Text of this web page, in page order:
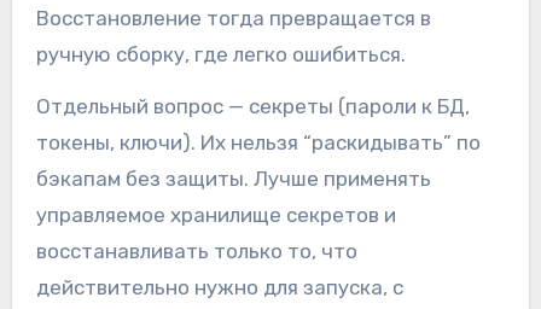
Восстановление тогда превращается в
ручную сборку, где легко ошибиться.
Отдельный вопрос — секреты (пароли к БД,
токены, ключи). Их нельзя “раскидывать” по
бэкапам без защиты. Лучше применять
управляемое хранилище секретов и
восстанавливать только то, что
действительно нужно для запуска, с